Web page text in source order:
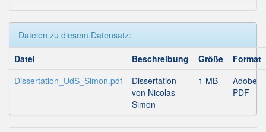
Dateien zu diesem Datensatz:
Datei
Beschreibung Größe
Format
Dissertation_UdS_Simon.pdf
Dissertation
von Nicolas
Simon
1 MB
Adobe
PDF